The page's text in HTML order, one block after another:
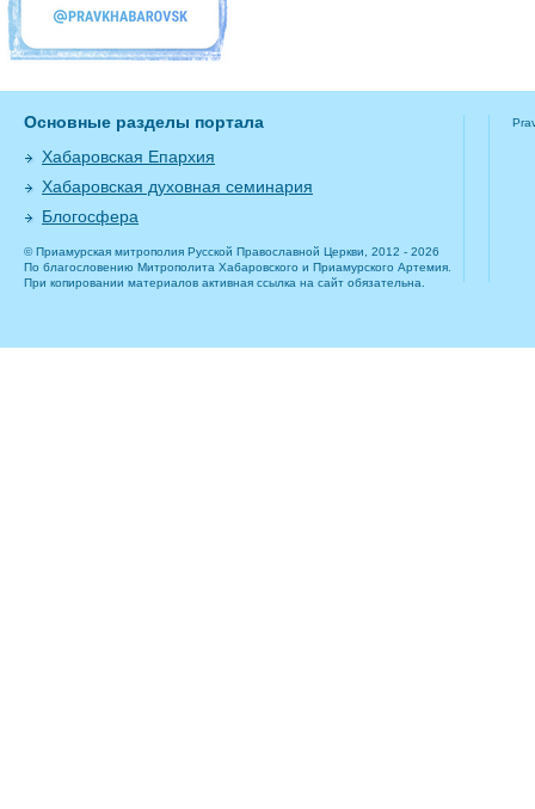
Основные разделы портала
Хабаровская Епархия
Хабаровская духовная семинария
Блогосфера
© Приамурская митрополия Русской Православной Церкви, 2012 - 2026
По благословению Митрополита Хабаровского и Приамурского Артемия.
При копировании материалов активная ссылка на сайт обязательна.